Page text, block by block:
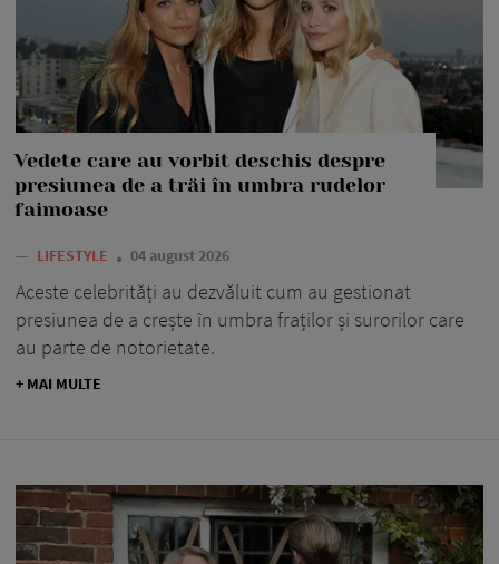
Vedete care au vorbit deschis despre
presiunea de a trăi în umbra rudelor
faimoase
— LIFESTYLE 04 august 2026
Aceste celebrități au dezvăluit cum au gestionat
presiunea de a crește în umbra fraților și surorilor care
au parte de notorietate.
+ MAI MULTE